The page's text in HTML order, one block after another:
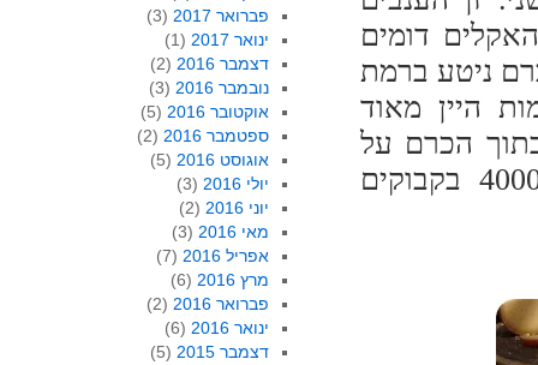
דומים
ניטע ברמת
כמות היין מאוד
הכרם על
מנת ללמוד את הגפן ולהבין אותה. יוצרו רק 4000 בקבוקים
פברואר 2017
(3)
ינואר 2017
(1)
דצמבר 2016
(2)
נובמבר 2016
(3)
אוקטובר 2016
(5)
ספטמבר 2016
(2)
אוגוסט 2016
(5)
יולי 2016
(3)
יוני 2016
(2)
מאי 2016
(3)
אפריל 2016
(7)
מרץ 2016
(6)
פברואר 2016
(2)
ינואר 2016
(6)
דצמבר 2015
(5)